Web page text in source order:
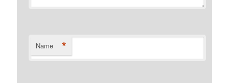
Name *